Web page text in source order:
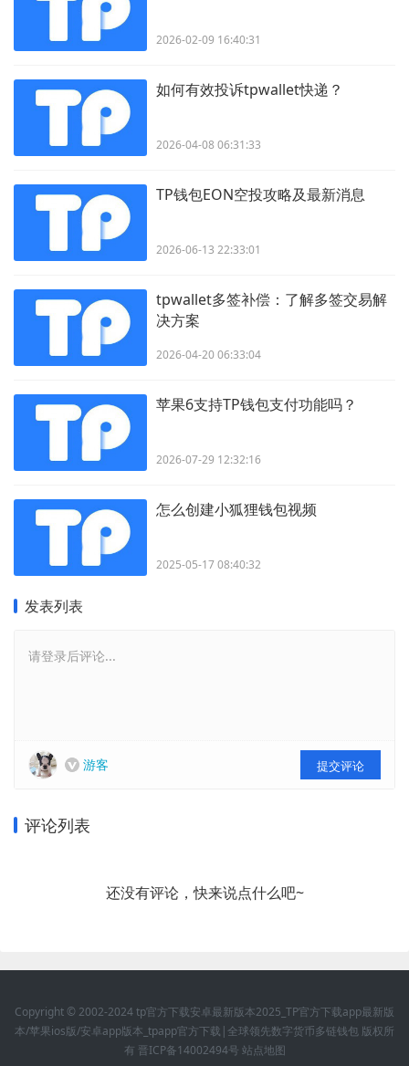
2026-02-09 16:40:31
如何有效投诉tpwallet快递？
2026-04-08 06:31:33
TP钱包EON空投攻略及最新消息
2026-06-13 22:33:01
tpwallet多签补偿：了解多签交易解
决方案
2026-04-20 06:33:04
苹果6支持TP钱包支付功能吗？
2026-07-29 12:32:16
怎么创建小狐狸钱包视频
2025-05-17 08:40:32
发表列表
请登录后评论...
游客 提交评论
评论列表
还没有评论，快来说点什么吧~
Copyright © 2002-2024 tp官方下载安卓最新版本2025_TP官方下载app最新版
本/苹果ios版/安卓app版本_tpapp官方下载|全球领先数字货币多链钱包 版权所
有 晋ICP备14002494号 站点地图